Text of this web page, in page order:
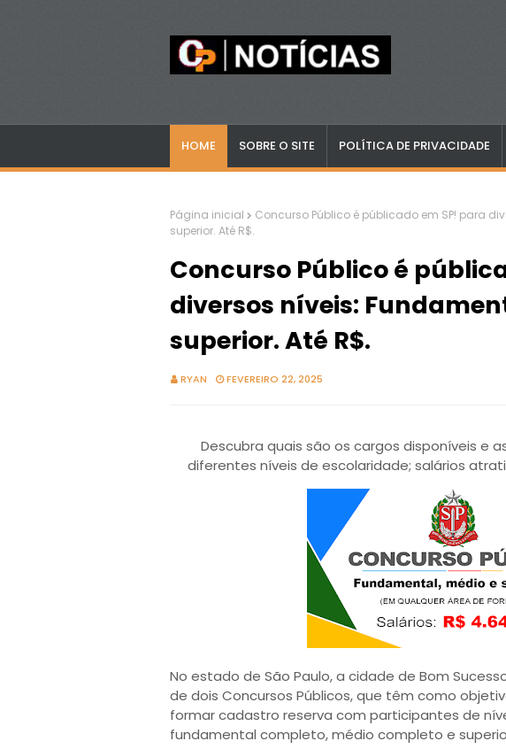
HOME SOBRE O SITE POLÍTICA DE PRIVACIDADE
Página inicial
Concurso Público é públicado em SP! para
superior. Até R$.
Concurso Público é
diversos níveis:
superior. Até R$.
RYAN FEVEREIRO 22, 2025
Descubra quais são os cargos disponíveis e
diferentes níveis de escolaridade; salários
No estado de São Paulo, a cidade de Bom
de dois Concursos Públicos, que têm como
formar cadastro reserva com participantes de
fundamental completo, médio completo e